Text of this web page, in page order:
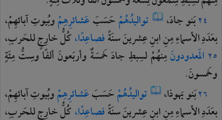
٢٤بَنوجادَ، تواليدُهُمْحَسَبَعَشائرِهِمْوبُيوتِآبائهِمْ،
بعَدَدِالأسماءِمِنِابنِعِشرينَسنَةًفصاعِدًا،كُلُّخارِجٍللحَربِ،
٢٥ المَعدودونَمِنهُمْلسِبطِجادَخَمسَةٌوأربَعونَألفًاوسِتُّمِئَةٍ
وخَمسونَ.
٢٦بَنويَهوذا، تواليدُهُمْحَسَبَعَشائرِهِمْوبُيوتِآبائهِمْ،
بعَدَدِالأسماءِمِنِابنِعِشرينَسنَةًفصاعِدًا،كُلُّخارِجٍللحَربِ،